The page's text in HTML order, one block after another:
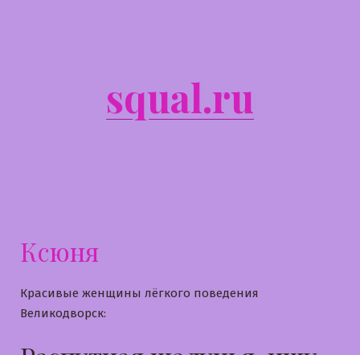
squal.ru
Ксюня
Красивые женщины лёгкого поведения
Великодворск: